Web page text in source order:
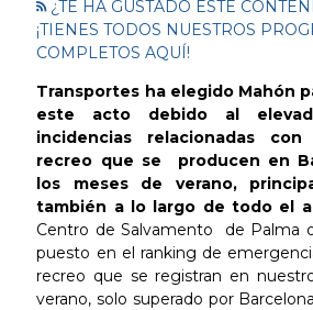
¿TE HA GUSTADO ESTE
¡TIENES TODOS NUESTROS
COMPLETOS AQUÍ!
Transportes ha elegido Mahón
este acto debido al
incidencias relacionadas
recreo que se producen en
los meses de verano,
también a lo largo de todo el
Centro de Salvamento de Palma
puesto en el ranking de
recreo que se registran en
verano, solo superado por